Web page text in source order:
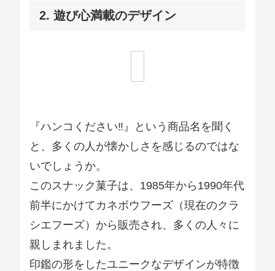
2. 遊び心満載のデザイン
『ハンコください‼』という商品名を聞く
と、多くの人が懐かしさを感じるのではな
いでしょうか。
このスナック菓子は、1985年から1990年代
前半にかけてカネボウフーズ（現在のクラ
シエフーズ）から販売され、多くの人々に
親しまれました。
印鑑の形をしたユニークなデザインが特徴